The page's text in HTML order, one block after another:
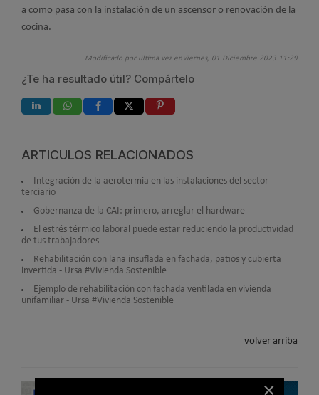
a como pasa con la instalación de un ascensor o renovación de la
cocina.
Modificado por última vez enViernes, 01 Diciembre 2023 11:29
¿Te ha resultado útil? Compártelo
ARTÍCULOS RELACIONADOS
Integración de la aerotermia en las instalaciones del sector
terciario
Gobernanza de la CAI: primero, arreglar el hardware
El estrés térmico laboral puede estar reduciendo la productividad
de tus trabajadores
Rehabilitación con lana insuflada en fachada, patios y cubierta
invertida - Ursa #Vivienda Sostenible
Ejemplo de rehabilitación con fachada ventilada en vivienda
unifamiliar - Ursa #Vivienda Sostenible
volver arriba